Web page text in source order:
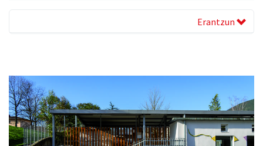
Erantzun